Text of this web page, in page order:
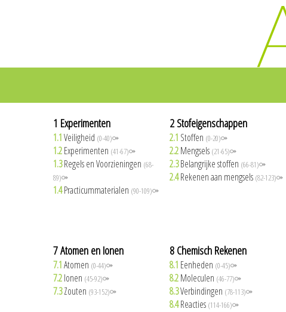
1 Experimenten
1.1Veiligheid (0-40)⚩
1.2Experimenten (41-67)⚩
1.3Regels en Voorzieningen (68-
89)⚩
1.4Practicummaterialen (90-109)⚩
2 Stofeigenschappen
2.1 Stoffen (0-20)⚩
2.2Mengsels (21-65)⚩
2.3Belangrijke stoffen (66-81)⚩
2.4Rekenen aan mengsels (82-123)⚩
7 Atomen en Ionen
7.1Atomen (0-44)⚩
7.2Ionen (45-92)⚩
7.3Zouten (93-152)⚩
8 Chemisch Rekenen
8.1 Eenheden (0-45)⚩
8.2Moleculen (46-77)⚩
8.3Verbindingen (78-113)⚩
8.4Reacties (114-166)⚩